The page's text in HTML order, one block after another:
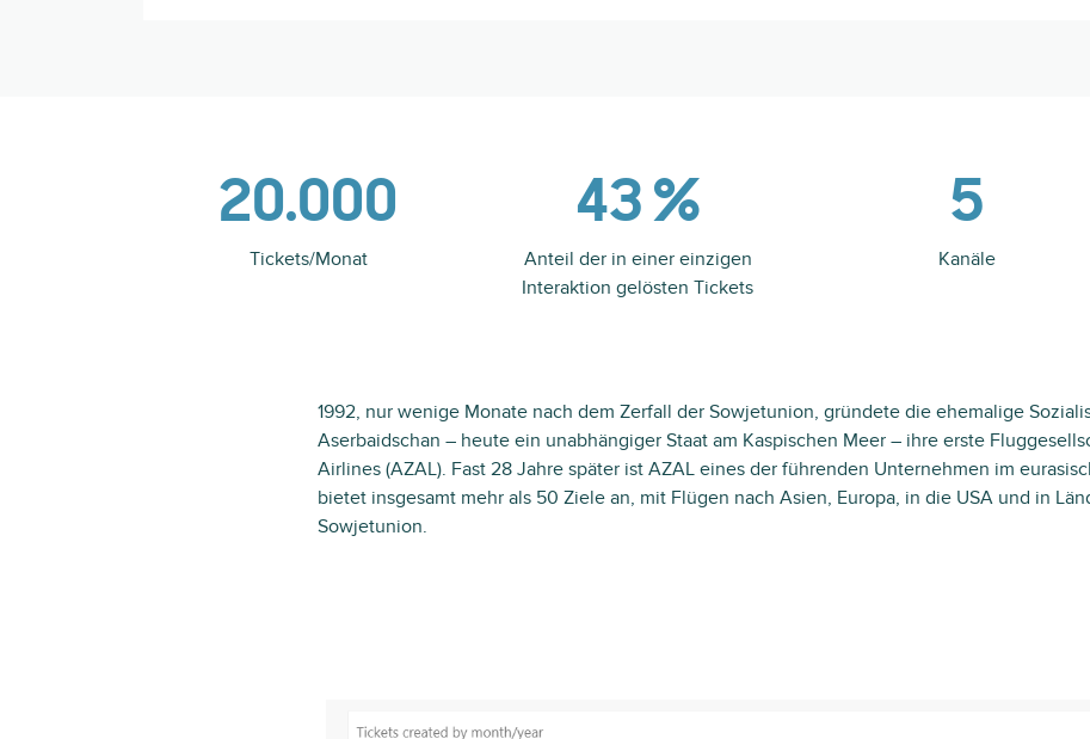
20.000
Tickets/Monat
43 %
Anteil der in einer einzigen
Interaktion gelösten Tickets
5
Kanäle
1992, nur wenige Monate nach dem Zerfall der Sowjetunion, gründete die ehemalige
Aserbaidschan – heute ein unabhängiger Staat am Kaspischen Meer – ihre erste
Airlines (AZAL). Fast 28 Jahre später ist AZAL eines der führenden Unternehmen im
bietet insgesamt mehr als 50 Ziele an, mit Flügen nach Asien, Europa, in die USA und in
Sowjetunion.